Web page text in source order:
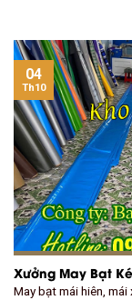
Xưởng May Bạt
May bạt mái hiên,
04
Th10